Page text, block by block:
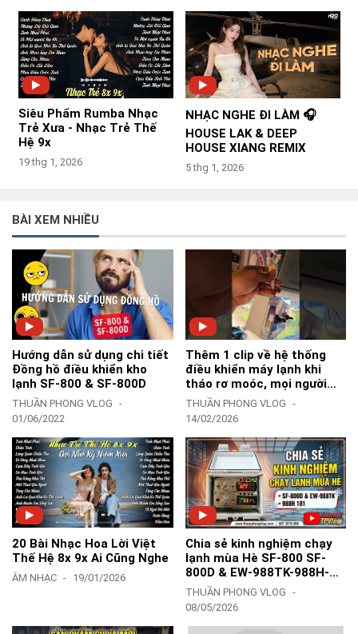
Siêu Phẩm Rumba Nhạc
Trẻ Xưa - Nhạc Trẻ Thế
Hệ 9x
19 thg 1, 2026
NHẠC NGHE ĐI LÀM 🎧
HOUSE LAK & DEEP
HOUSE XIANG REMIX
5 thg 1, 2026
BÀI XEM NHIỀU
Hướng dẫn sử dụng chi tiết
Đồng hồ điều khiển kho
lạnh SF-800 & SF-800D
THUẦN PHONG VLOG
01/06/2022
Thêm 1 clip về hệ thống
điều khiển máy lạnh khi
tháo rơ moóc, mọi người
tham khảo nha-TPVlog
THUẦN PHONG VLOG
14/02/2026
20 Bài Nhạc Hoa Lời Việt
Thế Hệ 8x 9x Ai Cũng Nghe
ÂM NHẠC 19/01/2026
Chia sẻ kinh nghiệm chạy
lạnh mùa Hè SF-800 SF-
800D & EW-988TK-988H-
181Y-183Z - TPVlog
THUẦN PHONG VLOG
08/05/2026